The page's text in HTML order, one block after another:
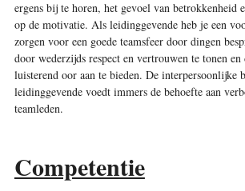
ergens bij te horen, het gevoel van betrokkenheid
op de motivatie. Als leidinggevende heb je een
zorgen voor een goede teamsfeer door dingen
door wederzijds respect en vertrouwen te tonen en
luisterend oor aan te bieden. De interpersoonlijke
leidinggevende voedt immers de behoefte aan
teamleden.
Competentie